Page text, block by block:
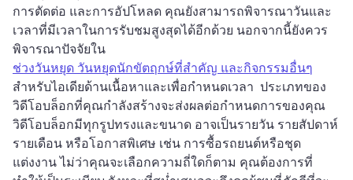
การตัดต่อ และการอัปโหลด คุณยังสามารถพิจารณาวันและ
เวลาที่มีเวลาในการรับชมสูงสุดได้อีกด้วย นอกจากนี้ยังควร
พิจารณาปัจจัยใน
ช่วงวันหยุด วันหยุดนักขัตฤกษ์ที่สำคัญ และกิจกรรมอื่นๆ
สำหรับไอเดียด้านเนื้อหาและเพื่อกำหนดเวลา ประเภทของ
วิดีโอบล็อกมีทุกรูปทรงและขนาด อาจเป็นรายวัน รายสัปดาห์
รายเดือน หรือโอกาสพิเศษ เช่น การซื้อรถยนต์หรือชุด
แต่งงาน ไม่ว่าคุณจะเลือกความถี่ใดก็ตาม คุณต้องการที่